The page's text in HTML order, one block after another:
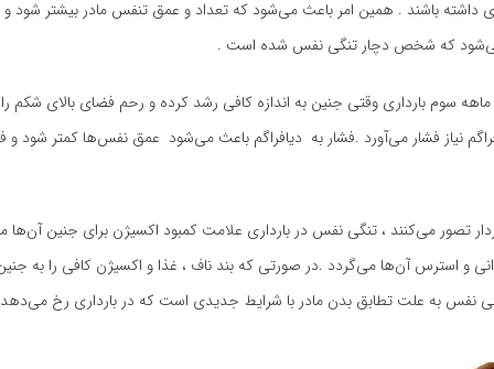
داشته باشند . همین امر باعث می‌شود که تعداد و عمق تنفس مادر بیشتر شود و
می‌شود که شخص دچار تنگی نفس شده است .
سوم بارداری وقتی جنین به اندازه کافی رشد کرده و رحم فضای بالای شکم را
نیاز فشار می‌آورد .فشار به دیافراگم باعث می‌شود عمق نفس‌ها کمتر شود
تصور می‌کنند ، تنگی نفس در بارداری علامت کمبود اکسیژن برای جنین
و استرس آن‌ها می‌گردد .در صورتی که بند ناف ، غذا و اکسیژن کافی را به
نفس به علت تطابق بدن مادر با شرایط جدیدی است که در بارداری رخ